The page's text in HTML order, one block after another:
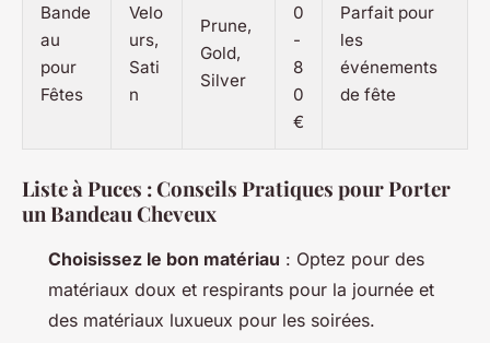
Bande
au
pour
Fêtes
Velo
urs,
Sati
n
Prune,
Gold,
Silver
0
-
8
0
€
Parfait pour
les
événements
de fête
Liste à Puces : Conseils Pratiques pour Porter
un Bandeau Cheveux
Choisissez le bon matériau : Optez pour des
matériaux doux et respirants pour la journée et
des matériaux luxueux pour les soirées.